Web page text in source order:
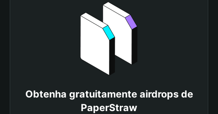
Obtenha gratuitamente airdrops de
PaperStraw